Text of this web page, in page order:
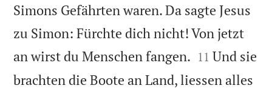
Simons Gefährten waren. Da sagte Jesus
zu Simon: Fürchte dich nicht! Von jetzt
an wirst du Menschen fangen. 

11 Und sie
brachten die Boote an Land, liessen alles